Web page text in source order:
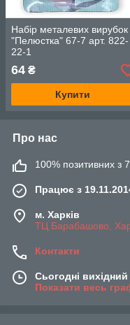
Набір металевих вирубок
"Пелюстка" 67-7 арт. 822-
22-1
64 ₴
Купити
Про нас
100% позитивних з 7
Працює з
м. Харків
ТЦ Барабашово,
Контакти
Сьогодні вихідний
Показати весь